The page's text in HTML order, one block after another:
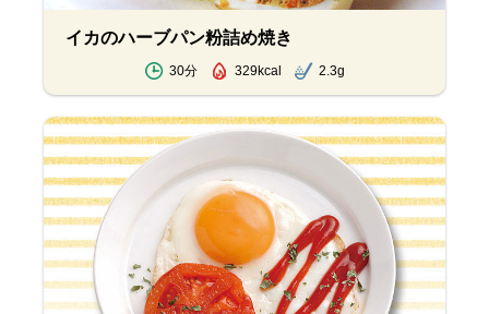
イカのハーブパン粉詰め焼き
30分 329kcal 2.3g